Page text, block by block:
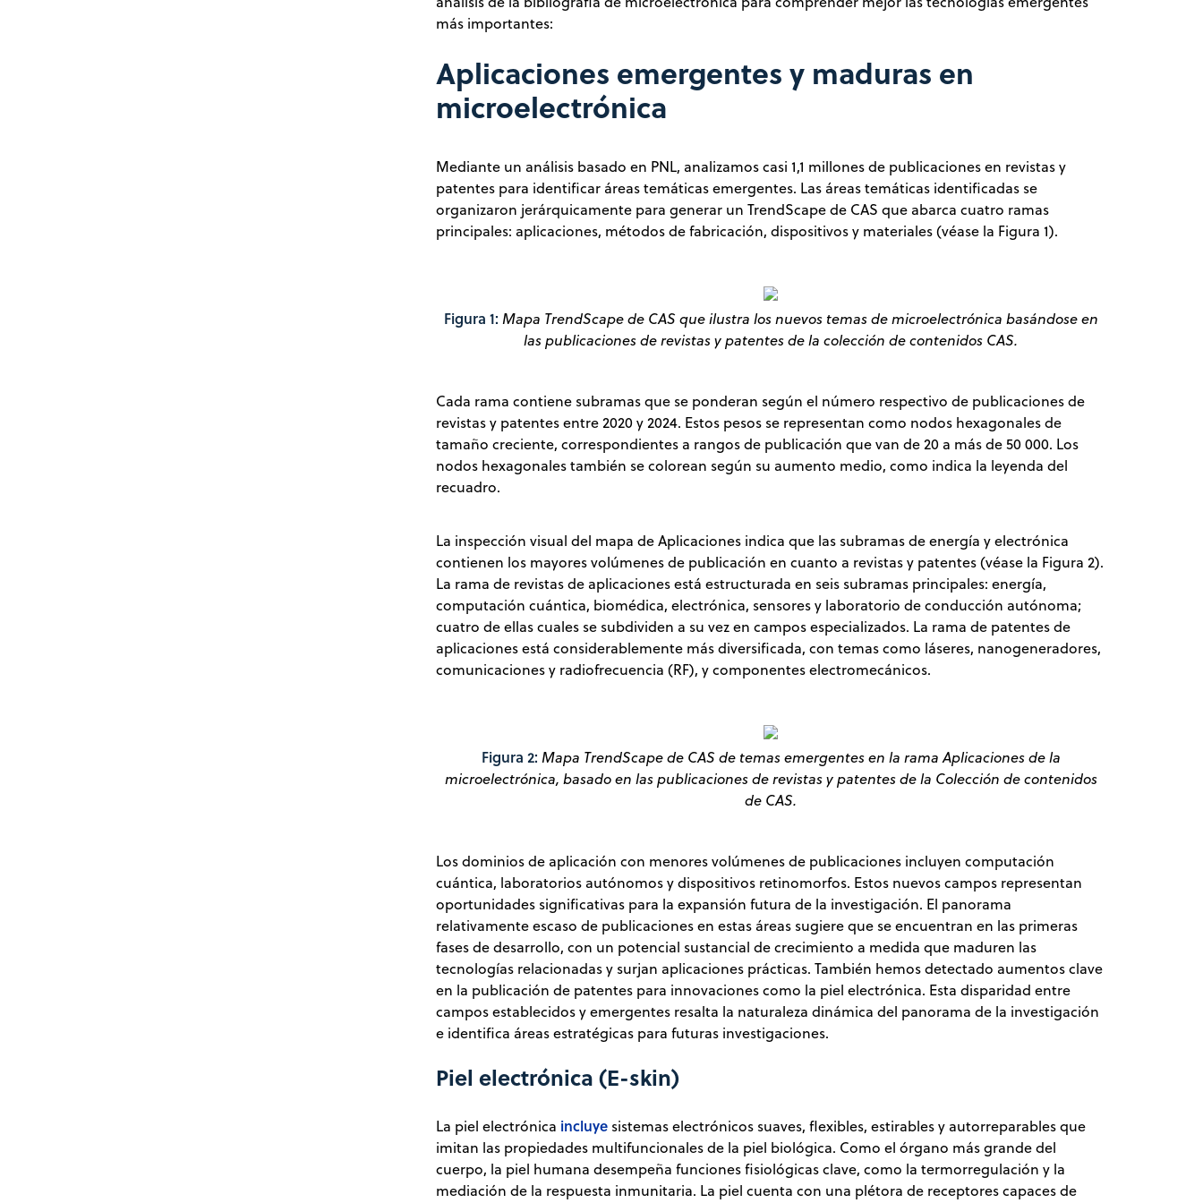
más importantes:
Aplicaciones emergentes y maduras en
microelectrónica
Mediante un análisis basado en PNL, analizamos casi 1,1 millones de publicaciones en revistas y
patentes para identificar áreas temáticas emergentes. Las áreas temáticas identificadas se
organizaron jerárquicamente para generar un TrendScape de CAS que abarca cuatro ramas
principales: aplicaciones, métodos de fabricación, dispositivos y materiales (véase la Figura 1).
Figura 1: Mapa TrendScape de CAS que ilustra los nuevos temas de microelectrónica basándose en
las publicaciones de revistas y patentes de la colección de contenidos CAS.
Cada rama contiene subramas que se ponderan según el número respectivo de publicaciones de
revistas y patentes entre 2020 y 2024. Estos pesos se representan como nodos hexagonales de
tamaño creciente, correspondientes a rangos de publicación que van de 20 a más de 50 000. Los
nodos hexagonales también se colorean según su aumento medio, como indica la leyenda del
recuadro.
La inspección visual del mapa de Aplicaciones indica que las subramas de energía y electrónica
contienen los mayores volúmenes de publicación en cuanto a revistas y patentes (véase la Figura 2).
La rama de revistas de aplicaciones está estructurada en seis subramas principales: energía,
computación cuántica, biomédica, electrónica, sensores y laboratorio de conducción autónoma;
cuatro de ellas cuales se subdividen a su vez en campos especializados. La rama de patentes de
aplicaciones está considerablemente más diversificada, con temas como láseres, nanogeneradores,
comunicaciones y radiofrecuencia (RF), y componentes electromecánicos.
Figura 2: Mapa TrendScape de CAS de temas emergentes en la rama Aplicaciones de la
microelectrónica, basado en las publicaciones de revistas y patentes de la Colección de contenidos
de CAS.
Los dominios de aplicación con menores volúmenes de publicaciones incluyen computación
cuántica, laboratorios autónomos y dispositivos retinomorfos. Estos nuevos campos representan
oportunidades significativas para la expansión futura de la investigación. El panorama
relativamente escaso de publicaciones en estas áreas sugiere que se encuentran en las primeras
fases de desarrollo, con un potencial sustancial de crecimiento a medida que maduren las
tecnologías relacionadas y surjan aplicaciones prácticas. También hemos detectado aumentos clave
en la publicación de patentes para innovaciones como la piel electrónica. Esta disparidad entre
campos establecidos y emergentes resalta la naturaleza dinámica del panorama de la investigación
e identifica áreas estratégicas para futuras investigaciones.
Piel electrónica (E-skin)
La piel electrónica incluye sistemas electrónicos suaves, flexibles, estirables y autorreparables que
imitan las propiedades multifuncionales de la piel biológica. Como el órgano más grande del
cuerpo, la piel humana desempeña funciones fisiológicas clave, como la termorregulación y la
mediación de la respuesta inmunitaria. La piel cuenta con una plétora de receptores capaces de